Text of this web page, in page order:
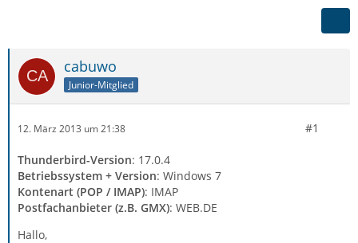
cabuwo
Junior-Mitglied
12. März 2013 um 21:38 #1
Thunderbird-Version: 17.0.4
Betriebssystem + Version: Windows 7
Kontenart (POP / IMAP): IMAP
Postfachanbieter (z.B. GMX): WEB.DE
Hallo,